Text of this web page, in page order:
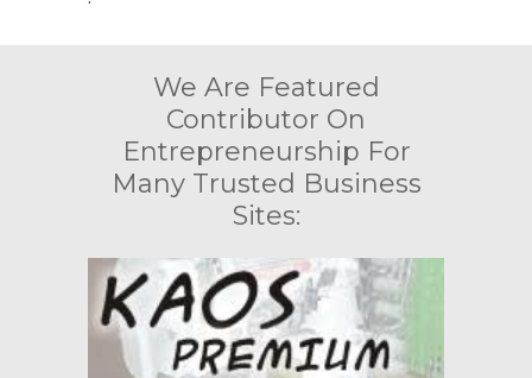
We Are Featured
Contributor On
Entrepreneurship For
Many Trusted Business
Sites: